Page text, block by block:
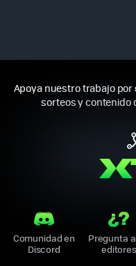
Apoya nuestro trabajo por
sorteos y contenido
Comunidad en
Discord
Pregunta
editores